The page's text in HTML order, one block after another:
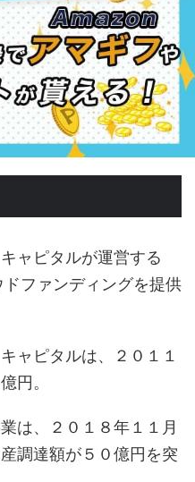
ャピタルが運営する
ファンディングを提供
ャピタルは、２０１１
円。
は、２０１８年１１月
調達額が５０億円を突